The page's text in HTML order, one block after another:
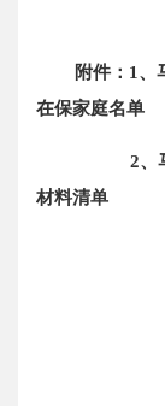
附件：1、马
在保家庭名单
2、马尾区
材料清单